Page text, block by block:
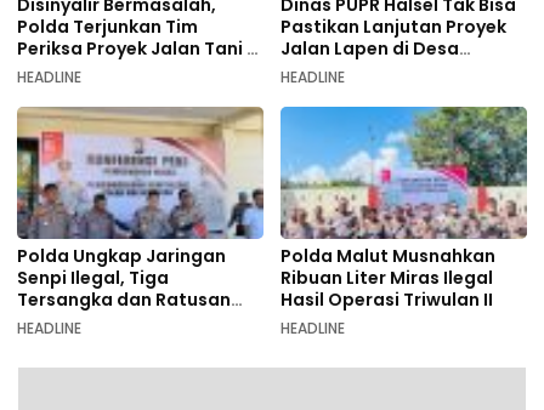
Polda Terjunkan Tim
Periksa Proyek Jalan Tani di
Galala
HEADLINE
Pastikan Lanjutan Proyek
Jalan Lapen di Desa
Sambiki
HEADLINE
Polda Ungkap Jaringan
Senpi Ilegal, Tiga
Tersangka dan Ratusan
Amunisi Diamankan
HEADLINE
Polda Malut Musnahkan
Ribuan Liter Miras Ilegal
Hasil Operasi Triwulan II
HEADLINE